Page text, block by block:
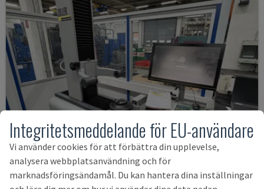
Integritetsmeddelande för EU-användare
Vi använder cookies för att förbättra din upplevelse,
analysera webbplatsanvändning och för
marknadsföringsändamål. Du kan hantera dina inställningar